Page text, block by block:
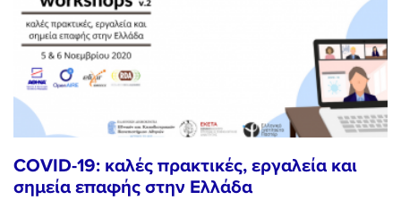
COVID-19: καλές πρακτικές, εργαλεία και
σημεία επαφής στην Ελλάδα